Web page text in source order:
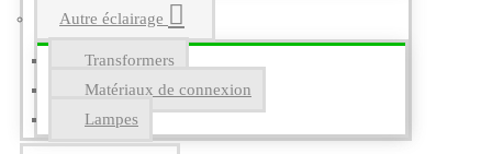
Autre éclairage
Transformers
Matériaux de connexion
Lampes